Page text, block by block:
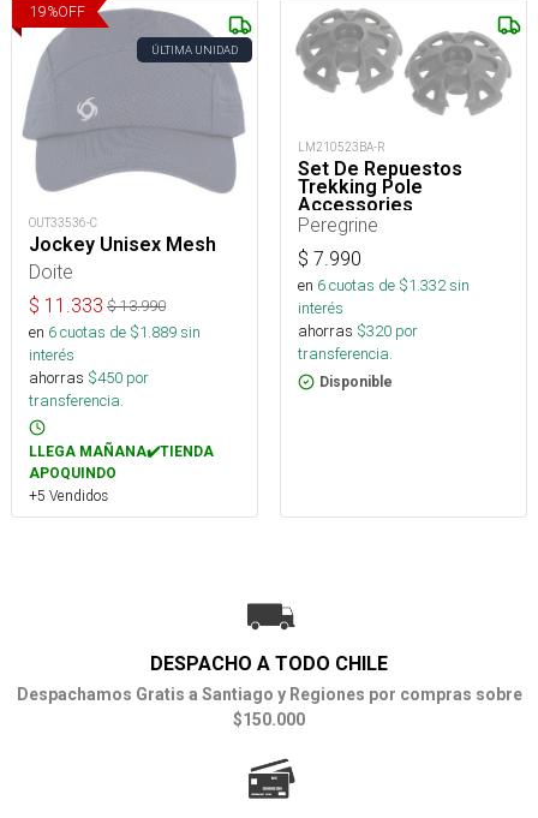
19%OFF
ÚLTIMA UNIDAD
OUT33536-C
Jockey Unisex Mesh
Doite
$ 11.333 $13.990
en 6cuotas de $1.889sin
interés
ahorras $450 por
transferencia.
LLEGA MAÑANA✔️TIENDA
APOQUINDO
+5 Vendidos
LM210523BA-R
Set De Repuestos
Trekking Pole
Accessories
Peregrine
$ 7.990
en 6cuotas de $1.332sin
interés
ahorras $320 por
transferencia.
Disponible
DESPACHO A TODO CHILE
Despachamos Gratis a Santiago y Regiones por compras sobre
$150.000